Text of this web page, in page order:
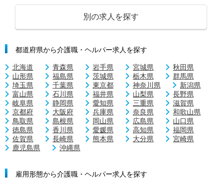
別の求人を探す
都道府県から介護職・ヘルパー求人を探す
北海道 青森県 岩手県 宮城県
秋田県
山形県
福島県 茨城県 栃木県
群馬県
埼玉県
千葉県 東京都 神奈川県
新潟県
富山県
石川県 福井県 山梨県
長野県
岐阜県
静岡県 愛知県 三重県
滋賀県
京都府
大阪府 兵庫県 奈良県
和歌山県
鳥取県
島根県 岡山県 広島県
山口県
徳島県
香川県 愛媛県 高知県
福岡県
佐賀県
長崎県 熊本県 大分県
宮崎県
鹿児島県
沖縄県
雇用形態から介護職・ヘルパー求人を探す